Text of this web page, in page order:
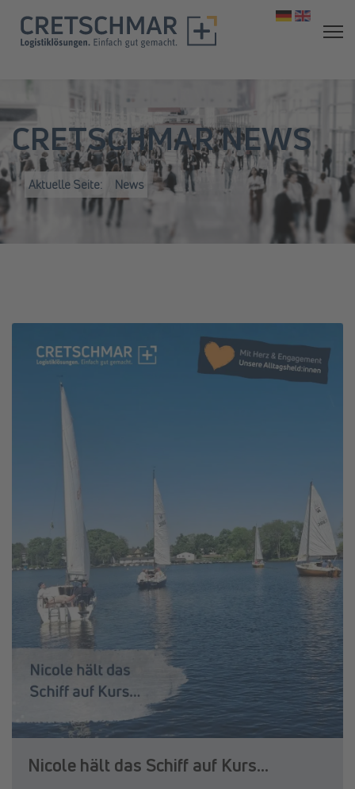
CRETSCHMAR NEWS
Aktuelle Seite: News
Nicole hält das Schiff auf Kurs…
Sprache